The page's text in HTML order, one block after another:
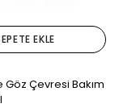
EKLE
Göz Çevresi Bakım